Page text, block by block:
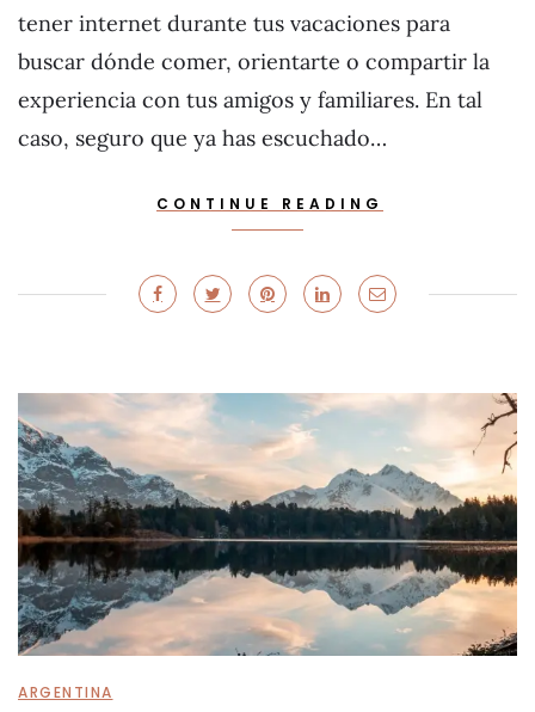
tener internet durante tus vacaciones para
buscar dónde comer, orientarte o compartir la
experiencia con tus amigos y familiares. En tal
caso, seguro que ya has escuchado…
CONTINUE READING
ARGENTINA